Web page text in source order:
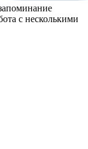
с несколькими